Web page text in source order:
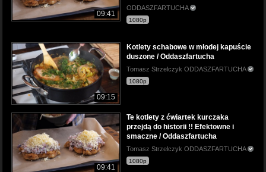
09:41
ODDASZFARTUCHA
1080p
09:15
Kotlety schabowe w młodej kapuście
duszone / Oddaszfartucha
Tomasz Strzelczyk ODDASZFARTUCHA
1080p
09:41
Te kotlety z ćwiartek kurczaka
przejdą do historii !! Efektowne i
smaczne / Oddaszfartucha
Tomasz Strzelczyk ODDASZFARTUCHA
1080p